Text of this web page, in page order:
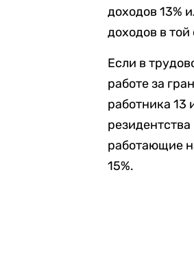
доходов 13%
доходов в
Если в
работе за
работника 13
работающие
15%.